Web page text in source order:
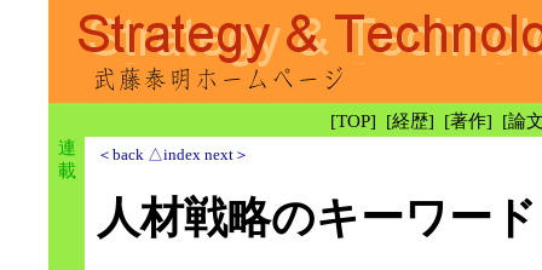
[TOP] [経歴] [著作] [論
連
載
＜back △index next＞
人材戦略のキーワード